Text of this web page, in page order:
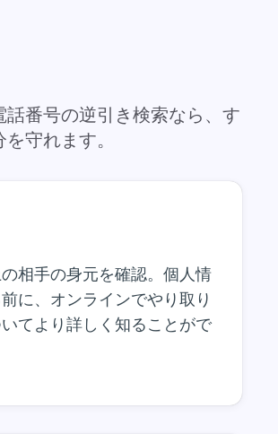
番号の逆引き検索なら、す
守れます。
相手の身元を確認。個人情
に、オンラインでやり取り
てより詳しく知ることがで